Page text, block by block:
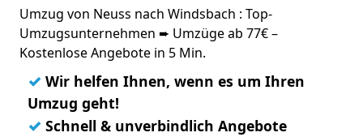
Umzug von Neuss nach Windsbach : Top-
Umzugsunternehmen ➨ Umzüge ab 77€ –
Kostenlose Angebote in 5 Min.
✓ Wir helfen Ihnen, wenn es um Ihren
Umzug geht!
✓ Schnell & unverbindlich Angebote